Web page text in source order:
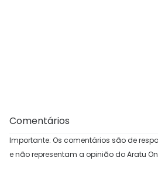
Comentários
Importante: Os comentários são de
e não representam a opinião do Aratu